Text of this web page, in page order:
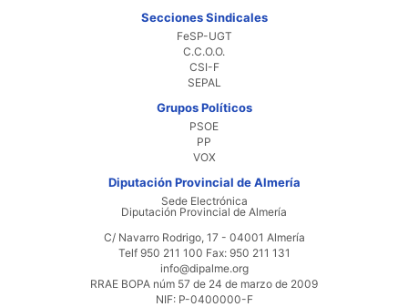
Secciones Sindicales
FeSP-UGT
C.C.O.O.
CSI-F
SEPAL
Grupos Políticos
PSOE
PP
VOX
Diputación Provincial de Almería
Sede Electrónica
Diputación Provincial de Almería
C/ Navarro Rodrigo, 17 - 04001 Almería
Telf 950 211 100 Fax: 950 211 131
info@dipalme.org
RRAE BOPA núm 57 de 24 de marzo de 2009
NIF: P-0400000-F